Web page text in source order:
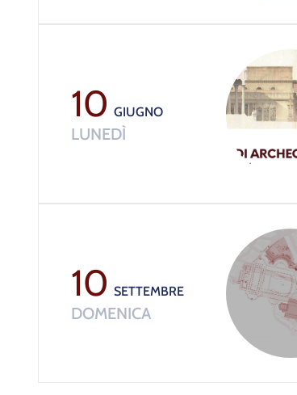
10GIUGNO
LUNEDÌ
10SETTEMBRE
DOMENICA